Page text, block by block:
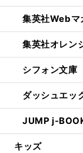
集英社Webマ
集英社オレン
シフォン文庫
ダッシュエッ
JUMP j-
キッズ